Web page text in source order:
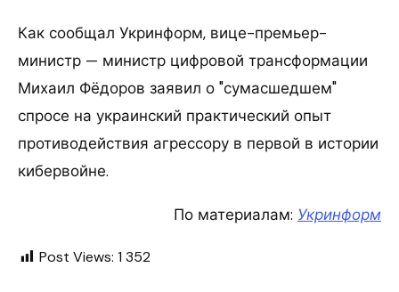
Как сообщал Укринформ, вице-премьер-
министр — министр цифровой трансформации
Михаил Фёдоров заявил о "сумасшедшем"
спросе на украинский практический опыт
противодействия агрессору в первой в истории
кибервойне.
По материалам: Укринформ
Post Views: 1 352